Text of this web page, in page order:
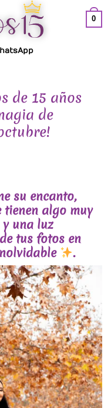
0
de 15 años
de
su encanto,
tienen algo muy
una luz
tus fotos en
.